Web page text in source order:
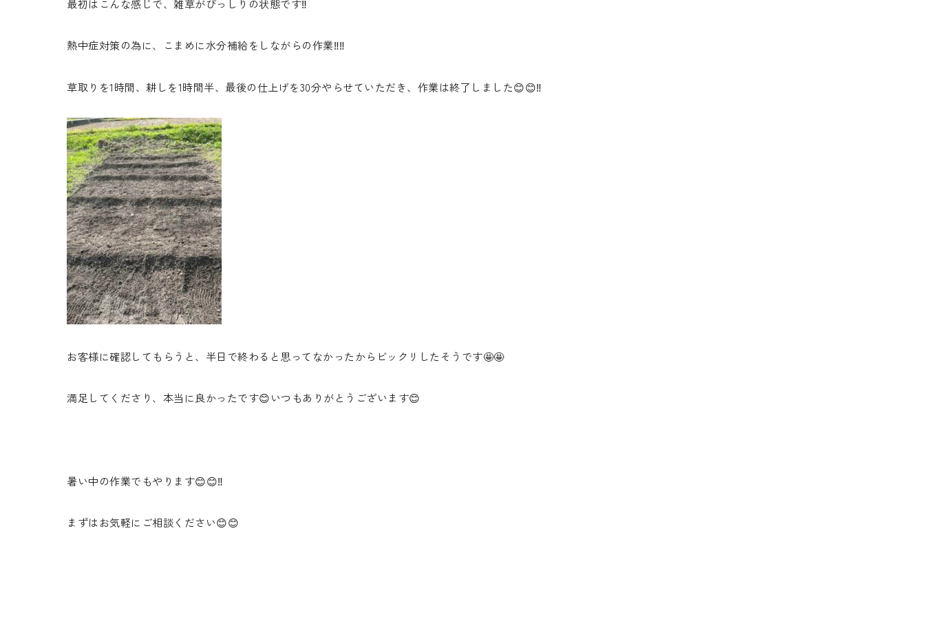
最初はこんな感じで、雑草がびっしりの状態です‼️
熱中症対策の為に、こまめに水分補給をしながらの作業‼️‼️
草取りを1時間、耕しを1時間半、最後の仕上げを30分やらせていただき、作業は終了しました😊😊‼️
お客様に確認してもらうと、半日で終わると思ってなかったからビックリしたそうです🤩🤩
満足してくださり、本当に良かったです😊いつもありがとうございます😊
暑い中の作業でもやります😊😊‼️
まずはお気軽にご相談ください😊😊